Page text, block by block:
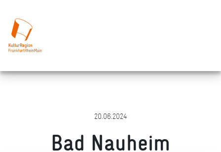
20.06.2024
Bad Nauheim